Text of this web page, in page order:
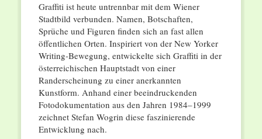
Graffiti ist heute untrennbar mit dem Wiener
Stadtbild verbunden. Namen, Botschaften,
Sprüche und Figuren finden sich an fast allen
öffentlichen Orten. Inspiriert von der New Yorker
Writing-Bewegung, entwickelte sich Graffiti in der
österreichischen Hauptstadt von einer
Randerscheinung zu einer anerkannten
Kunstform. Anhand einer beeindruckenden
Fotodokumentation aus den Jahren 1984–1999
zeichnet Stefan Wogrin diese faszinierende
Entwicklung nach.